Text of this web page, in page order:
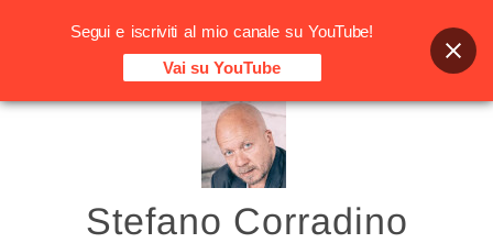
Vai
Stefano Corradino
Segui e iscriviti al mio canale su YouTube!
Vai su YouTube